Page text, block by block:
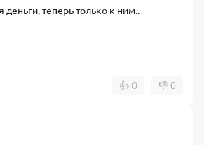
деньги, теперь только к ним..
👍 0 👎 0